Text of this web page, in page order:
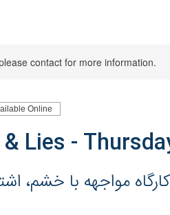
contact for more information.
Online
Lies -
کارگاه مواجهه با خشم،